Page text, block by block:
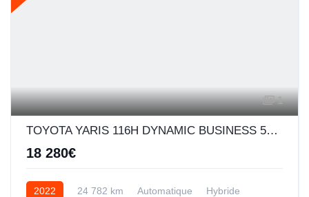
1
TOYOTA YARIS 116H DYNAMIC BUSINESS 5P + PROGRAMME BEYOND ZERO ACADEMY MY21
18 280€
2022 24 782 km Automatique Hybride